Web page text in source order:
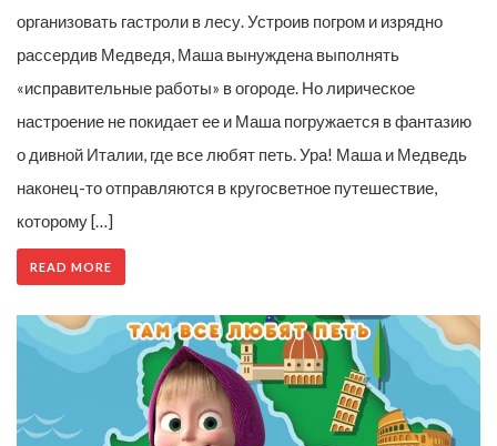
организовать гастроли в лесу. Устроив погром и изрядно
рассердив Медведя, Маша вынуждена выполнять
«исправительные работы» в огороде. Но лирическое
настроение не покидает ее и Маша погружается в фантазию
о дивной Италии, где все любят петь. Ура! Маша и Медведь
наконец-то отправляются в кругосветное путешествие,
которому […]
READ MORE